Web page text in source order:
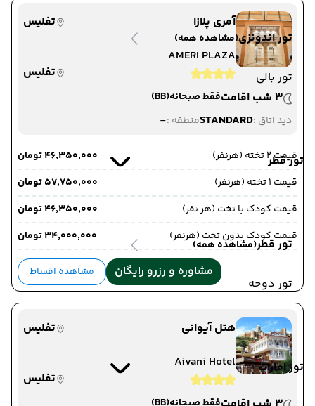
تور اندونزی(مشاهده همه)
تور بالی
تور قطر
تور قطر(مشاهده همه)
تور دوحه
تور امارات
آمری پلازا
تفلیس
AMERI PLAZA
تفلیس
3 شب اقامت
فقط صبحانه(BB)
دید اتاق :STANDARDمنطقه :-
قیمت 2 تخته (هرنفر)
۴۶٬۳۵۰٬۰۰۰ تومان
قیمت 1 تخته (هرنفر)
۵۷٬۷۵۰٬۰۰۰ تومان
قیمت کودک با تخت (هر نفر)
۴۶٬۳۵۰٬۰۰۰ تومان
قیمت کودک بدون تخت (هرنفر)
۳۴٬۰۰۰٬۰۰۰ تومان
مشاوره و رزرو رایگان مشاهده اقساط
هتل آیوانی
تفلیس
Aivani Hotel
تفلیس